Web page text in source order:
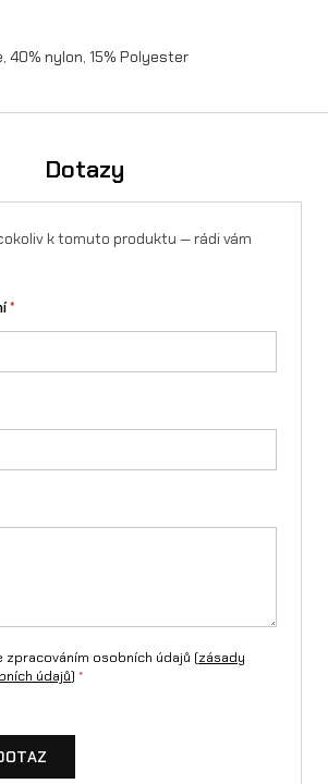
40% nylon, 15% Polyester
Dotazy
k tomuto produktu — rádi vám
*
zpracováním osobních údajů (zásady
údajů) *